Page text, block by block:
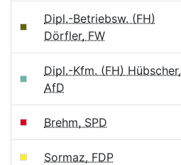
Dipl.-Betriebsw. (FH)
Dörfler, FW
Dipl.-Kfm. (FH) Hübscher,
AfD
Brehm, SPD
Sormaz, FDP